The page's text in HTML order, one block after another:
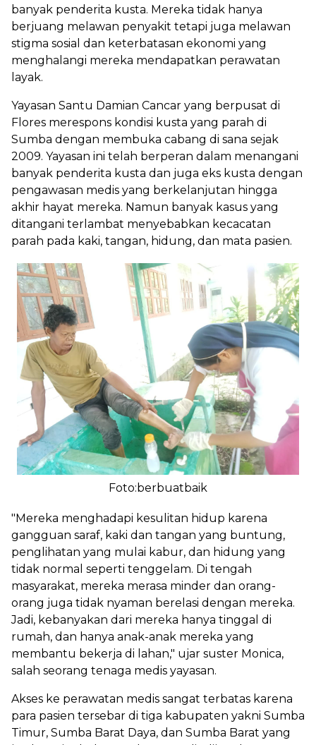
banyak penderita kusta. Mereka tidak hanya
berjuang melawan penyakit tetapi juga melawan
stigma sosial dan keterbatasan ekonomi yang
menghalangi mereka mendapatkan perawatan
layak.
Yayasan Santu Damian Cancar yang berpusat di
Flores merespons kondisi kusta yang parah di
Sumba dengan membuka cabang di sana sejak
2009. Yayasan ini telah berperan dalam menangani
banyak penderita kusta dan juga eks kusta dengan
pengawasan medis yang berkelanjutan hingga
akhir hayat mereka. Namun banyak kasus yang
ditangani terlambat menyebabkan kecacatan
parah pada kaki, tangan, hidung, dan mata pasien.
Foto:berbuatbaik
"Mereka menghadapi kesulitan hidup karena
gangguan saraf, kaki dan tangan yang buntung,
penglihatan yang mulai kabur, dan hidung yang
tidak normal seperti tenggelam. Di tengah
masyarakat, mereka merasa minder dan orang-
orang juga tidak nyaman berelasi dengan mereka.
Jadi, kebanyakan dari mereka hanya tinggal di
rumah, dan hanya anak-anak mereka yang
membantu bekerja di lahan," ujar suster Monica,
salah seorang tenaga medis yayasan.
Akses ke perawatan medis sangat terbatas karena
para pasien tersebar di tiga kabupaten yakni Sumba
Timur, Sumba Barat Daya, dan Sumba Barat yang